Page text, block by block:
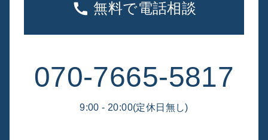
無料で電話相談
070-7665-5817
9:00 - 20:00(定休日無し)